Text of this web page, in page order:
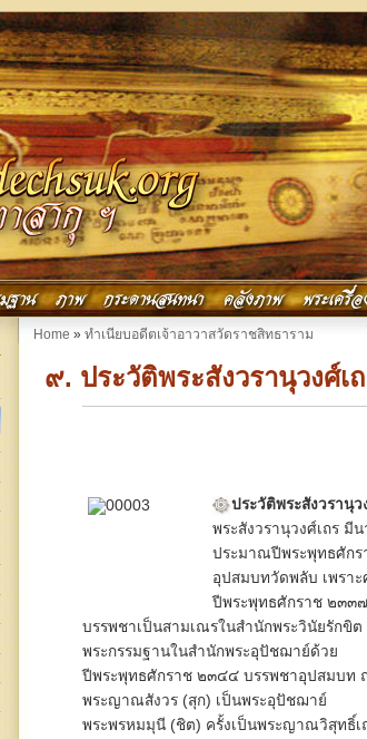
ฐาน ภาพ กระดานสนทนา คลังภาพ พระเครื่
You are here
Home » ทำเนียบอดีตเจ้าอาวาสวัดราชสิทธาราม
๙. ประวัติพระสังวรานุวงศ์เ
ประวัติพระสังวรานุว
พระสังวรานุวงศ์เถร มี
ประมาณปีพระพุทธศักร
อุปสมบทวัดพลับ เพรา
ปีพระพุทธศักราช ๒๓๓
บรรพชาเป็นสามเณรในสำนักพระวินัยรักขิ
พระกรรมฐานในสำนักพระอุปัชฌาย์ด้วย
ปีพระพุทธศักราช ๒๓๔๔ บรรพชาอุปสมบท
พระญาณสังวร (สุก) เป็นพระอุปัชฌาย์
พระพรหมมุนี (ชิต) ครั้งเป็นพระญาณวิสุทธิ์เ